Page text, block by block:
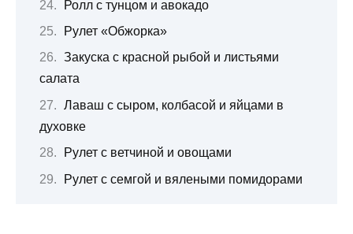
Ролл с тунцом и авокадо
Рулет «Обжорка»
Закуска с красной рыбой и листьями
салата
Лаваш с сыром, колбасой и яйцами в
духовке
Рулет с ветчиной и овощами
Рулет с семгой и вялеными помидорами